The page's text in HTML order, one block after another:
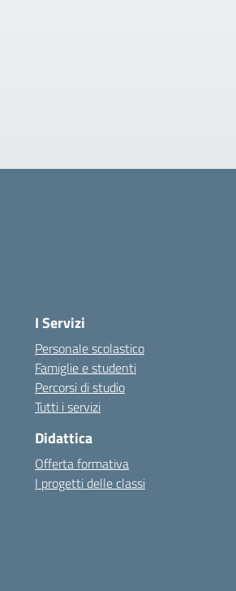
I Servizi
Personale scolastico
Famiglie e studenti
Percorsi di studio
Tutti i servizi
Didattica
Offerta formativa
I progetti delle classi